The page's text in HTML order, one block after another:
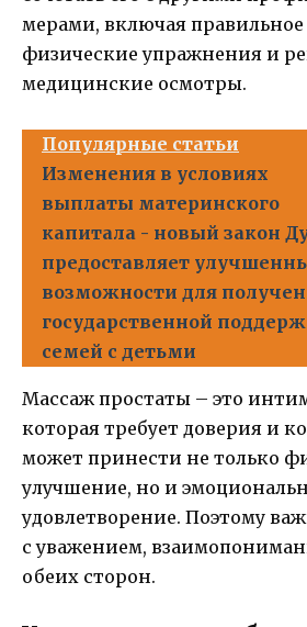
мерами, включая
физические упражнения и
медицинские осмотры.
Популярные статьи
Изменения в условиях
выплаты материнского
капитала - новый закон
предоставляет
возможности для
государственной
семей с детьми
Массаж простаты – это
которая требует доверия и
может принести не только
улучшение, но и
удовлетворение. Поэтому
с уважением,
обеих сторон.